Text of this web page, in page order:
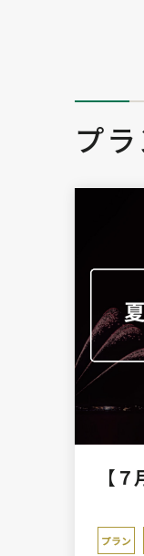
プラ
【
プラン